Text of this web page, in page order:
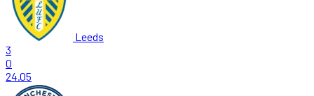
Leeds
3
0
24.05